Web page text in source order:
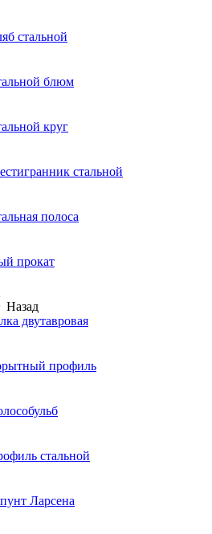
стальной
блюм
круг
стальной
полоса
прокат
Назад
двутавровая
профиль
стальной
Ларсена